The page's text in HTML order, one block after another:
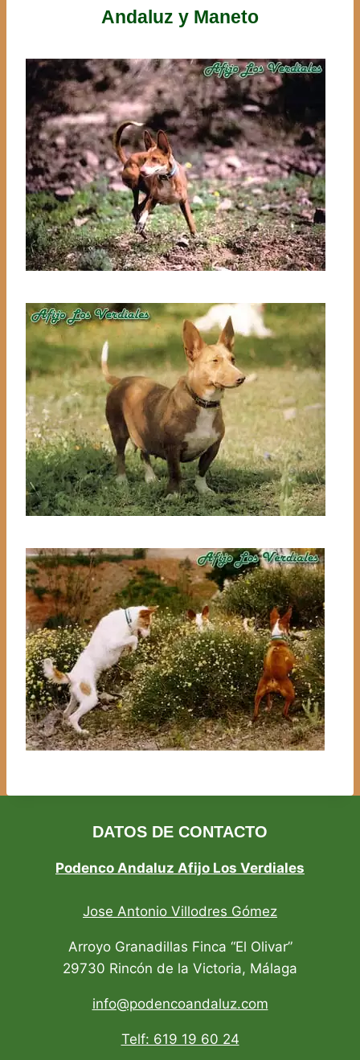
Andaluz y Maneto
DATOS DE CONTACTO
Podenco Andaluz Afijo Los Verdiales
Jose Antonio Villodres Gómez
Arroyo Granadillas Finca “El Olivar”
29730 Rincón de la Victoria, Málaga
info@podencoandaluz.com
Telf: 619 19 60 24